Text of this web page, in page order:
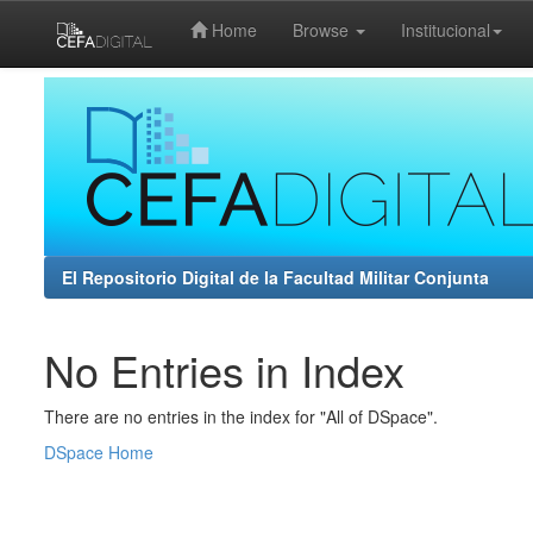
Home Browse Institucional
El Repositorio Digital de la Facultad Militar Conjunta
No Entries in Index
There are no entries in the index for "All of DSpace".
DSpace Home